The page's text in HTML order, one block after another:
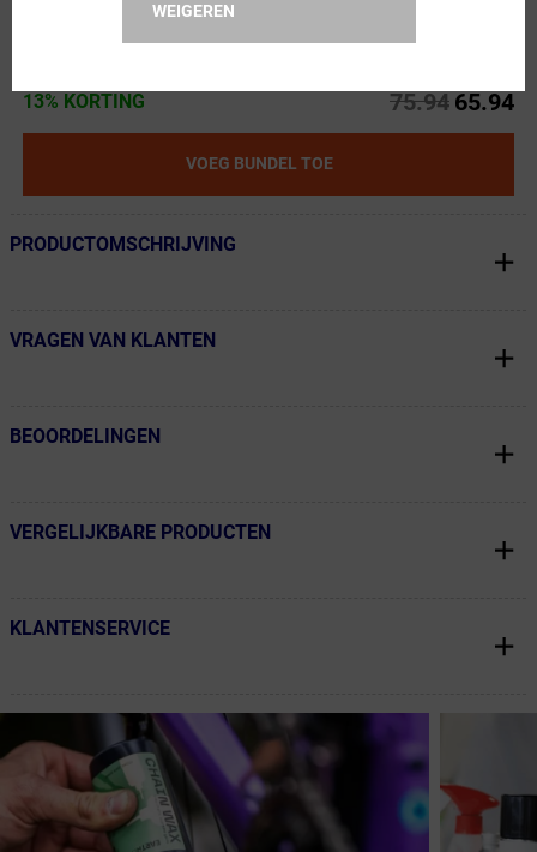
WEIGEREN
13% KORTING 75.94 65.94
VOEG BUNDEL TOE
← Terug naar productnavigatie
PRODUCTOMSCHRIJVING
← Terug naar productnavigatie
VRAGEN VAN KLANTEN
← Terug naar productnavigatie
BEOORDELINGEN
← Terug naar productnavigatie
VERGELIJKBARE PRODUCTEN
← Terug naar productnavigatie
KLANTENSERVICE